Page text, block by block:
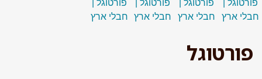
פורטוגל